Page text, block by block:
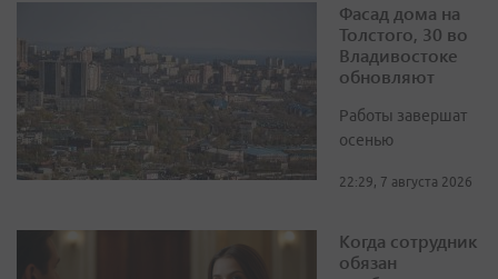
Фасад дома на
Толстого, 30 во
Владивостоке
обновляют
Работы завершат
осенью
22:29, 7 августа 2026
Когда сотрудник
обязан